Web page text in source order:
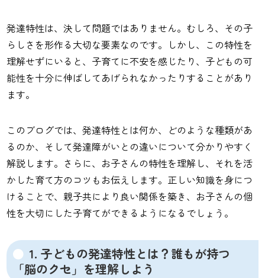
発達特性は、決して問題ではありません。むしろ、その子
らしさを形作る大切な要素なのです。しかし、この特性を
理解せずにいると、子育てに不安を感じたり、子どもの可
能性を十分に伸ばしてあげられなかったりすることがあり
ます。
このブログでは、発達特性とは何か、どのような種類があ
るのか、そして発達障がいとの違いについて分かりやすく
解説します。さらに、お子さんの特性を理解し、それを活
かした育て方のコツもお伝えします。正しい知識を身につ
けることで、親子共により良い関係を築き、お子さんの個
性を大切にした子育てができるようになるでしょう。
1. 子どもの発達特性とは？誰もが持つ
「脳のクセ」を理解しよう